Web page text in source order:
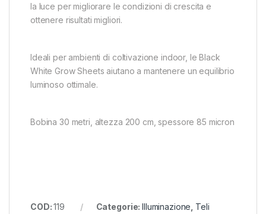
la luce per migliorare le condizioni di crescita e
ottenere risultati migliori.
Ideali per ambienti di coltivazione indoor, le Black
White Grow Sheets aiutano a mantenere un equilibrio
luminoso ottimale.
Bobina 30 metri, altezza 200 cm, spessore 85 micron
COD:119 Categorie:Illuminazione Teli